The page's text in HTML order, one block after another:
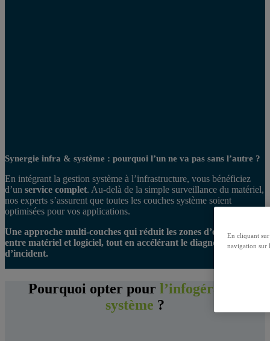
Synergie infra & système : pourquoi l’un ne va pas sans l’autre ?
En intégrant la gestion système à l’infrastructure, vous bénéficiez
d’un service complet. Au-delà de la simple surveillance du matériel,
nos experts s’assurent que toutes les couches système soient
optimisées pour vos applications.
Une approche multi-couches qui réduit les zones d’ombres
entre matériel et logiciel, tout en accélérant le diagnostic en cas
d’incident.
Pourquoi opter pour l’infogérance
système ?
En cliquant
navigation sur